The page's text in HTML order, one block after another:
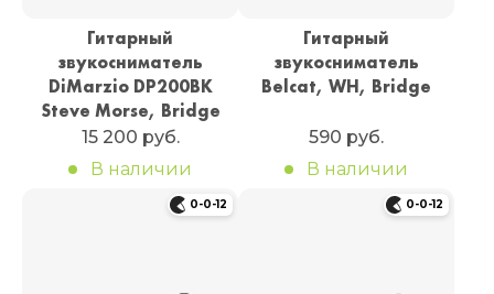
Гитарный
звукосниматель
DiMarzio DP200BK
Steve Morse, Bridge
15 200 руб.
В наличии
Гитарный
звукосниматель
Belcat, WH, Bridge
590 руб.
В наличии
0-0-12 0-0-12